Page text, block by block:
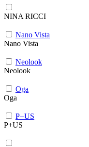
NINA RICCI
Nano Vista
Nano Vista
Neolook
Neolook
Oga
Oga
P+US
P+US